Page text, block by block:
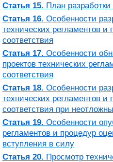
Статья 15. План
Статья 16. Особенности
технических регламентов и
соответствия
Статья 17. Особенности
проектов технических
соответствия
Статья 18. Особенности
технических регламентов и
соответствия при
Статья 19. Особенности
регламентов и процедур
вступления в силу
Статья 20. Просмотр